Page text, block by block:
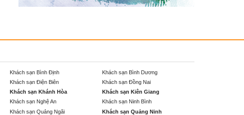
Khách sạn Bình Định
Khách sạn Bình Dương
Khách sạn Điện Biên
Khách sạn Đồng Nai
Khách sạn Khánh Hòa
Khách sạn Kiên Giang
Khách sạn Nghệ An
Khách sạn Ninh Bình
Khách sạn Quảng Ngãi
Khách sạn Quảng Ninh